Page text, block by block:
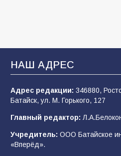
В Батайске
104 04.08.2026
после выборов: в
103 06.08.2026
НАШ АДРЕС
Адрес редакции: 346880,
Батайск, ул. М. Горького, 127
Главный редактор:
Учредитель: ООО Батайское
«Вперёд».